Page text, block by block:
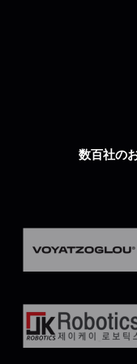
数百社の